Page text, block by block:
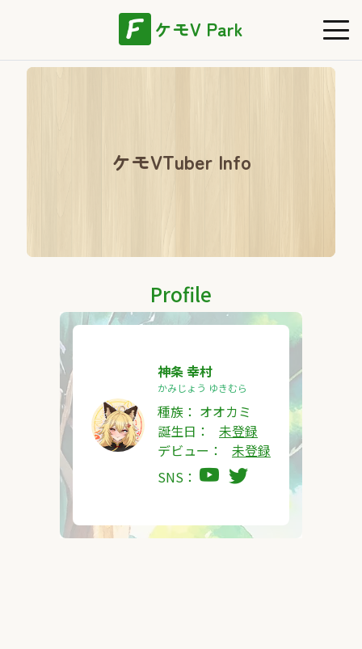
ケモV Park
ケモVTuber Info
Profile
神条 幸村
かみじょう ゆきむら
種族： オオカミ
誕生日：
未登録
デビュー：
未登録
SNS：